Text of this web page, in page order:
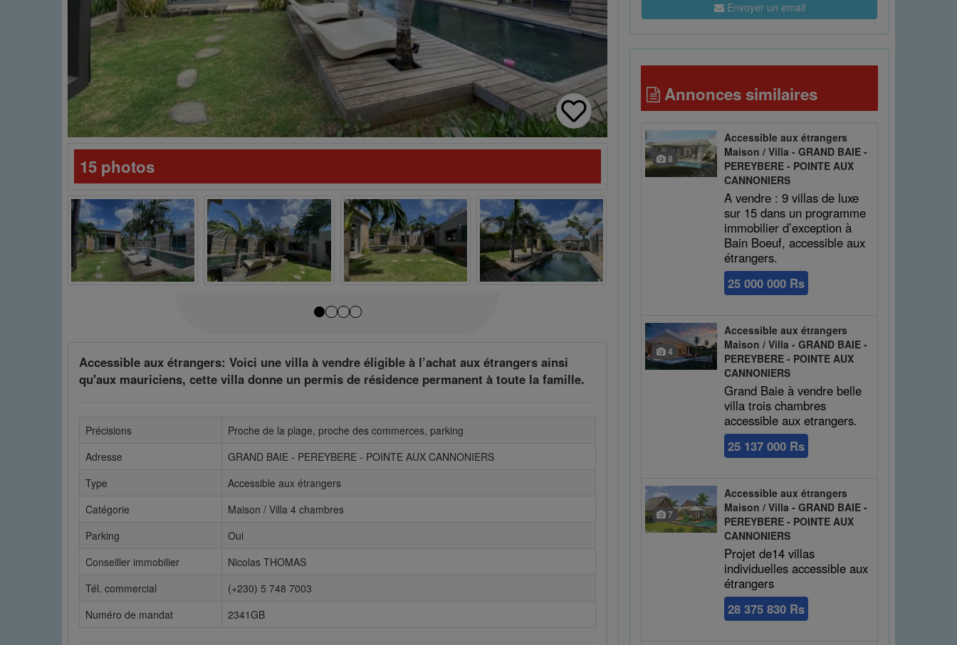
15 photos
Accessible aux étrangers: Voici une villa à vendre éligible à l’achat aux étrangers ainsi
qu'aux mauriciens, cette villa donne un permis de résidence permanent à toute la famille.
Précisions
Proche de la plage, proche des commerces, parking
Adresse
GRAND BAIE - PEREYBERE - POINTE AUX CANNONIERS
Type
Accessible aux étrangers
Catégorie
Maison / Villa 4 chambres
Parking
Oui
Conseiller immobilier
Nicolas THOMAS
Tél. commercial
(+230) 5 748 7003
Numéro de mandat
2341GB
Envoyer un email
Annonces similaires
8
Accessible aux étrangers
Maison / Villa - GRAND BAIE -
PEREYBERE - POINTE AUX
CANNONIERS
A vendre : 9 villas de luxe
sur 15 dans un programme
immobilier d’exception à
Bain Boeuf, accessible aux
étrangers.
25 000 000 Rs
4
Accessible aux étrangers
Maison / Villa - GRAND BAIE -
PEREYBERE - POINTE AUX
CANNONIERS
Grand Baie à vendre belle
villa trois chambres
accessible aux etrangers.
25 137 000 Rs
7
Accessible aux étrangers
Maison / Villa - GRAND BAIE -
PEREYBERE - POINTE AUX
CANNONIERS
Projet de14 villas
individuelles accessible aux
étrangers
28 375 830 Rs